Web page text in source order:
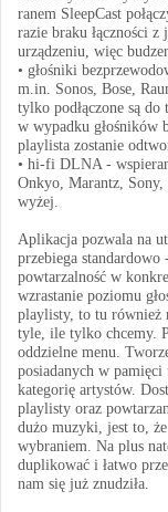
ranem SleepCast
razie braku łączności
urządzeniu, więc
• głośniki
m.in. Sonos, Bose,
tylko podłączone są
w wypadku głośników
playlista zostanie
• hi-fi DLNA -
Onkyo, Marantz,
wyżej.
Aplikacja pozwala na
przebiega
powtarzalność w
wzrastanie poziomu
playlisty, to tu również
tyle, ile tylko chcemy.
oddzielne menu.
posiadanych w pamięci
kategorię artystów.
playlisty oraz
dużo muzyki, jest to,
wybraniem. Na plus
duplikować i łatwo
nam się już znudziła.